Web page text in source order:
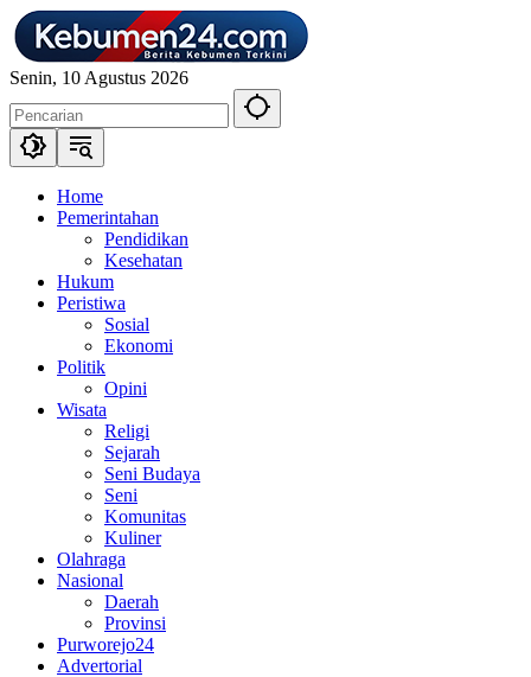
Langsung
ke
konten
Senin, 10 Agustus 2026
Home
Pemerintahan
Pendidikan
Kesehatan
Hukum
Peristiwa
Sosial
Ekonomi
Politik
Opini
Wisata
Religi
Sejarah
Seni Budaya
Seni
Komunitas
Kuliner
Olahraga
Nasional
Daerah
Provinsi
Purworejo24
Advertorial